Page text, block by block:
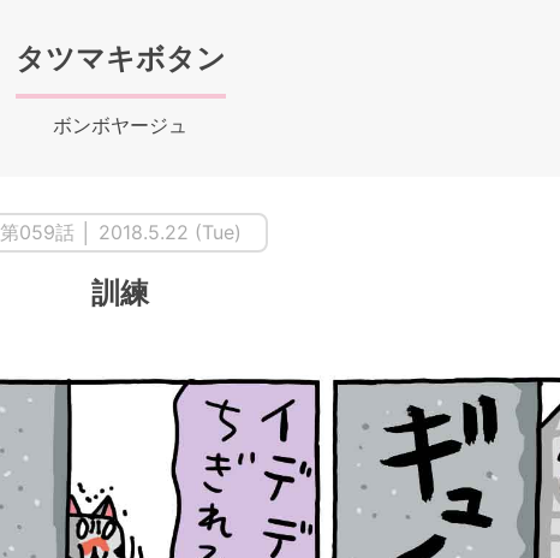
タツマキボタン
ボンボヤージュ
第059話 │ 2018.5.22 (Tue)
訓練